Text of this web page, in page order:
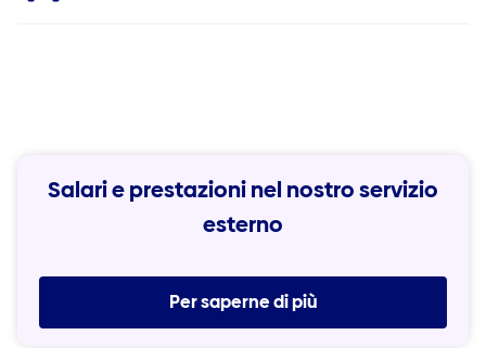
Salari e prestazioni nel nostro servizio
esterno
Per saperne di più